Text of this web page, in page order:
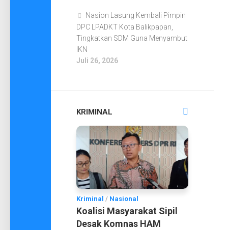
Nasion Lasung Kembali Pimpin
DPC LPADKT Kota Balikpapan,
Tingkatkan SDM Guna Menyambut
IKN
Juli 26, 2026
KRIMINAL
Kriminal / Nasional
Koalisi Masyarakat Sipil
Desak Komnas HAM